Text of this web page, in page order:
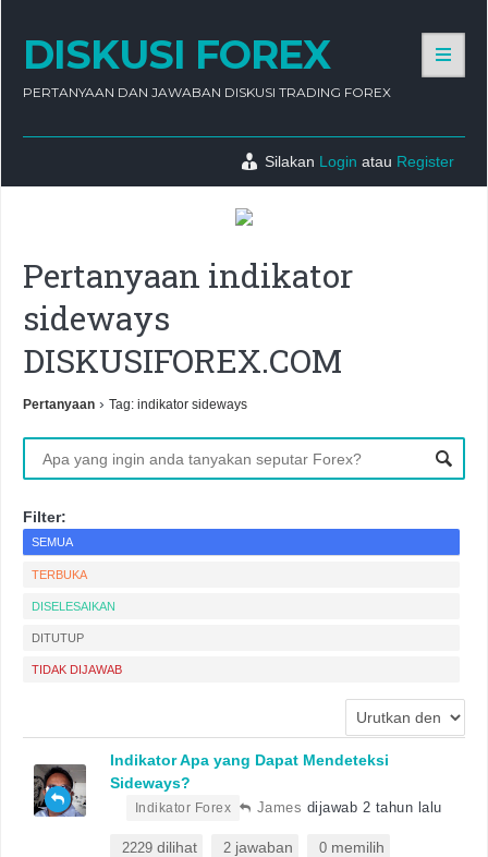
DISKUSI FOREX
PERTANYAAN DAN JAWABAN DISKUSI TRADING FOREX
Silakan Login atau Register
Pertanyaan indikator
sideways
DISKUSIFOREX.COM
Pertanyaan › Tag: indikator sideways
Filter:
SEMUA
TERBUKA
DISELESAIKAN
DITUTUP
TIDAK DIJAWAB
Indikator Apa yang Dapat Mendeteksi
Sideways?
James dijawab 2 tahun lalu
Indikator Forex
2229 dilihat 2 jawaban 0 memilih